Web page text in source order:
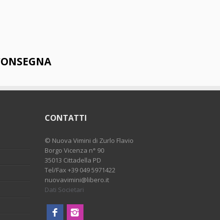
CONTATTI
© Nuova Vimini di Zurlo Flavio
Borgo Vicenza n° 90
35013 Cittadella PD
Tel/Fax +39 049 5971422
nuovavimini@libero.it
Dati Societari